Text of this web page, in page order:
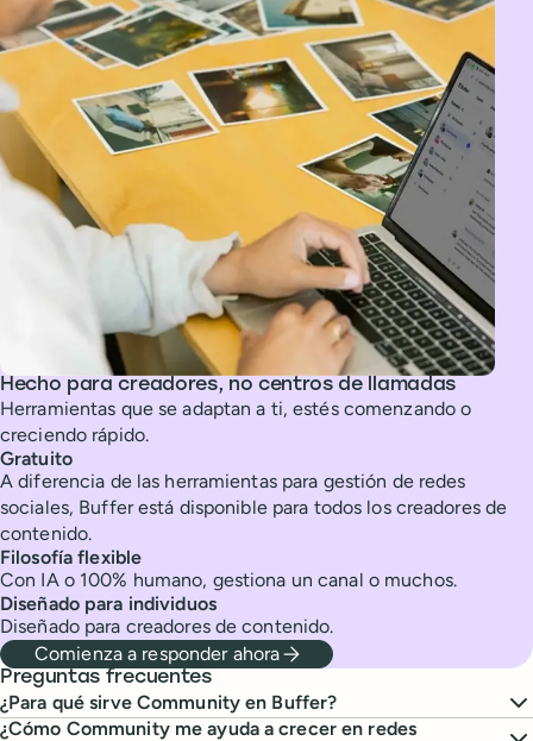
Hecho para creadores, no centros de llamadas
Herramientas que se adaptan a ti, estés comenzando o
creciendo rápido.
Gratuito
A diferencia de las herramientas para gestión de redes
sociales, Buffer está disponible para todos los creadores de
contenido.
Filosofía flexible
Con IA o 100% humano, gestiona un canal o muchos.
Diseñado para individuos
Diseñado para creadores de contenido.
Comienza a responder ahora
Preguntas frecuentes
¿Para qué sirve Community en Buffer?
¿Cómo Community me ayuda a crecer en redes